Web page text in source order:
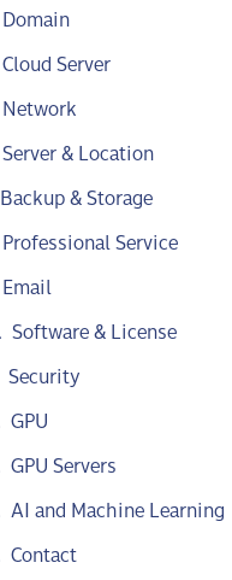
Domain
Cloud Server
Network
Server & Location
Backup & Storage
Professional Service
Email
Software & License
Security
GPU
GPU Servers
AI and Machine Learning
Contact